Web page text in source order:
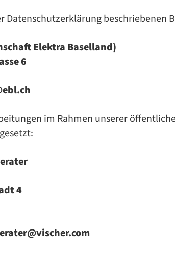
Datenschutzerklärung
Elektra Baselland)
6
im Rahmen unserer
4